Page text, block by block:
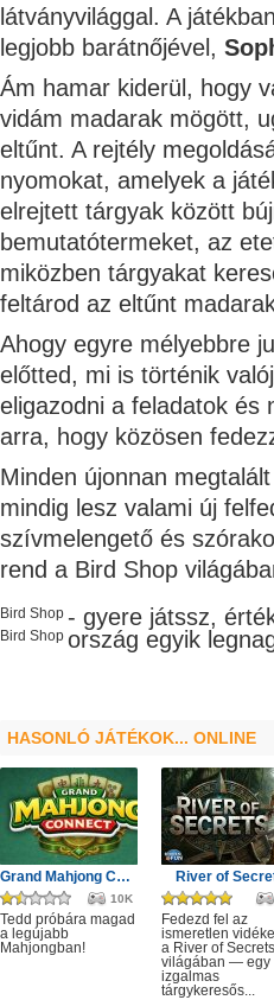
látványvilággal. A játékban
legjobb barátnőjével,
Ám hamar kiderül, hogy
vidám madarak mögött,
eltűnt. A rejtély
nyomokat, amelyek a
elrejtett tárgyak között
bemutatótermeket, az
miközben tárgyakat
feltárod az eltűnt
Ahogy egyre mélyebbre
előtted, mi is történik
eligazodni a feladatok és
arra, hogy közösen
Minden újonnan
mindig lesz valami új
szívmelengető és
rend a Bird Shop
Bird Shop - gyere játssz,
ország egyik
Bird Shop
HASONLÓ JÁTÉKOK... ONLINE
Grand Mahjong Connect
10K
Tedd próbára magad
a legújabb
Mahjongban!
River of
Fedezd fel az
ismeretlen
a River of Secrets
világában — egy
izgalmas
tárgykeresős...